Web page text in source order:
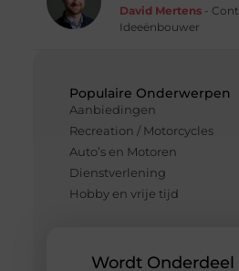
Populaire Onderwerpen
Aanbiedingen
Recreation / Motorcycles
Auto’s en Motoren
Dienstverlening
Hobby en vrije tijd
Wordt Onderdeel
David Mertens-
Ideeënbouwer